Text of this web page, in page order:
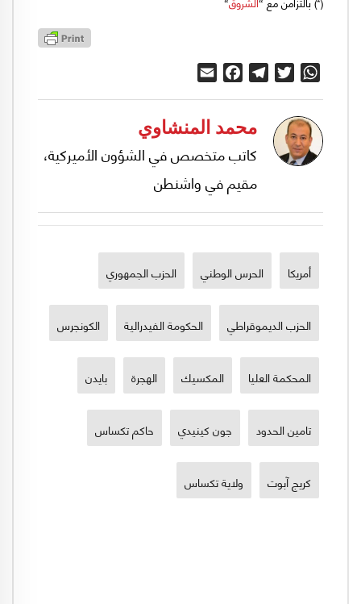
WhatsApp
Twitter
Telegram
Facebook
محمد المنشاوي
كاتب متخصص في الشؤون الأميركية،
مقيم في واشنطن
أمريكا الحرس الوطني الحزب الجمهوري
الحزب الديموقراطي الحكومة الفيدرالية الكونجرس
المحكمة العليا المكسيك الهجرة بايدن
تامين الحدود جون كينيدي حاكم تكساس
كريج آبوت ولاية تكساس